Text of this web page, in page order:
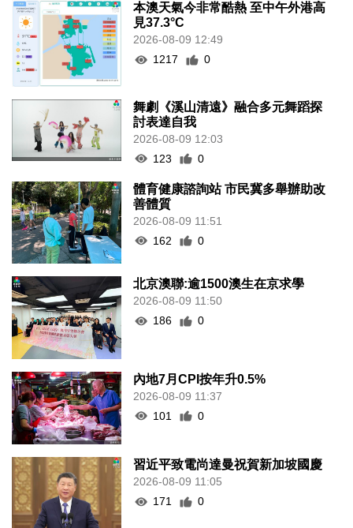
本澳天氣今非常酷熱 至中午外港高
見37.3°C
2026-08-09 12:49
1217
0
舞劇《溪山清遠》融合多元舞蹈探
討表達自我
2026-08-09 12:03
123
0
體育健康諮詢站 市民冀多舉辦助改
善體質
2026-08-09 11:51
162
0
北京澳聯:逾1500澳生在京求學
2026-08-09 11:50
186
0
內地7月CPI按年升0.5%
2026-08-09 11:37
101
0
習近平致電尚達曼祝賀新加坡國慶
2026-08-09 11:05
171
0